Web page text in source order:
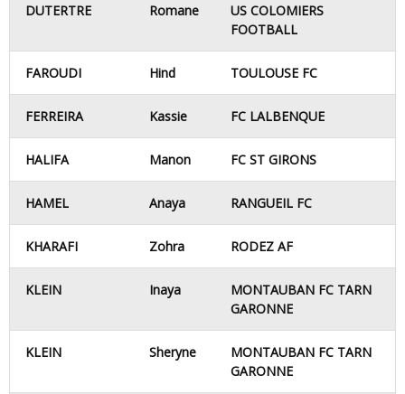
DUTERTRE Romane
US COLOMIERS
FOOTBALL
FAROUDI Hind TOULOUSE FC
FERREIRA Kassie FC LALBENQUE
HALIFA Manon FC ST GIRONS
HAMEL Anaya RANGUEIL FC
KHARAFI Zohra RODEZ AF
KLEIN Inaya
MONTAUBAN FC TARN
GARONNE
KLEIN Sheryne
MONTAUBAN FC TARN
GARONNE